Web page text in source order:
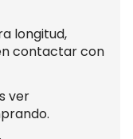
longitud,
contactar con
ver